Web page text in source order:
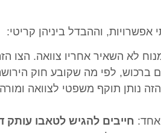
וההבדל ביניהן קריטי:
לא השאיר אחריו צוואה. הצו
ברכוש, לפי מה שקובע חוק
נותן תוקף משפטי לצוואה
אחד: חייבים להגיש לטאבו עותק